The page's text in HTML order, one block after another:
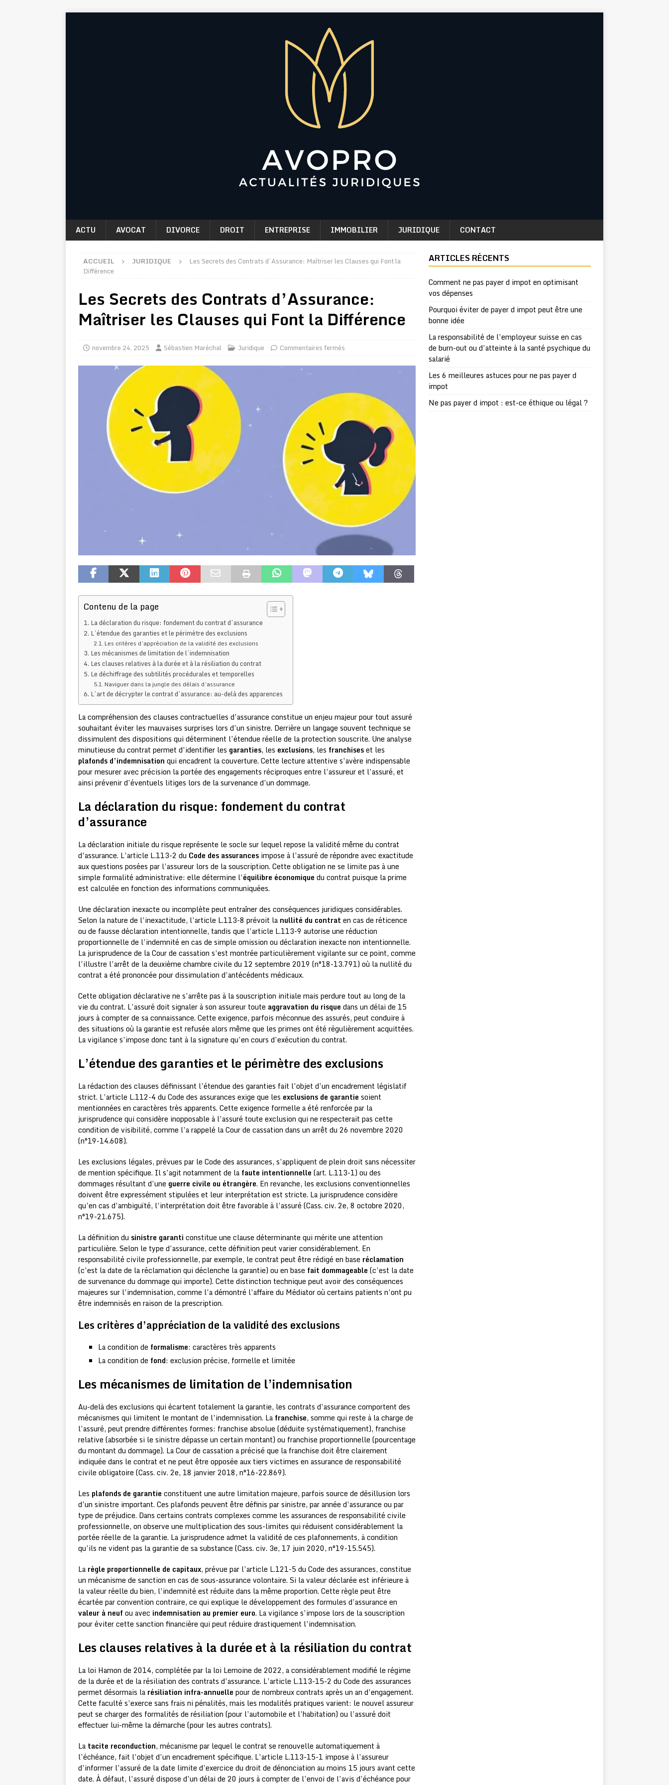
ACTU AVOCAT DIVORCE DROIT ENTREPRISE IMMOBILIER JURIDIQUE CONTACT
ACCUEIL JURIDIQUE
Les Secrets des Contrats d’Assurance: Maîtriser les Clauses qui Font la
Différence
Les Secrets des Contrats d’Assurance:
Maîtriser les Clauses qui Font la Différence
novembre 24, 2025 Sébastien Maréchal Juridique Commentaires fermés
Contenu de la page
La déclaration du risque: fondement du contrat d’assurance
L’étendue des garanties et le périmètre des exclusions
Les critères d’appréciation de la validité des exclusions
Les mécanismes de limitation de l’indemnisation
Les clauses relatives à la durée et à la résiliation du contrat
Le déchiffrage des subtilités procédurales et temporelles
Naviguer dans la jungle des délais d’assurance
L’art de décrypter le contrat d’assurance: au-delà des apparences
La compréhension des clauses contractuelles d’assurance constitue un enjeu majeur pour tout assuré
souhaitant éviter les mauvaises surprises lors d’un sinistre. Derrière un langage souvent technique se
dissimulent des dispositions qui déterminent l’étendue réelle de la protection souscrite. Une analyse
minutieuse du contrat permet d’identifier les garanties, les exclusions, les franchiseset les
plafonds d’indemnisation qui encadrent la couverture. Cette lecture attentive s’avère indispensable
pour mesurer avec précision la portée des engagements réciproques entre l’assureur et l’assuré, et
ainsi prévenir d’éventuels litiges lors de la survenance d’un dommage.
La déclaration du risque: fondement du contrat
d’assurance
La déclaration initiale du risque représente le socle sur lequel repose la validité même du contrat
d’assurance. L’article L.113-2 du Code des assurances impose à l’assuré de répondre avec exactitude
aux questions posées par l’assureur lors de la souscription. Cette obligation ne se limite pas à une
simple formalité administrative: elle détermine l’équilibre économique du contrat puisque la prime
est calculée en fonction des informations communiquées.
Une déclaration inexacte ou incomplète peut entraîner des conséquences juridiques considérables.
Selon la nature de l’inexactitude, l’article L.113-8 prévoit la nullité du contrat en cas de réticence
ou de fausse déclaration intentionnelle, tandis que l’article L.113-9 autorise une réduction
proportionnelle de l’indemnité en cas de simple omission ou déclaration inexacte non intentionnelle.
La jurisprudence de la Cour de cassation s’est montrée particulièrement vigilante sur ce point, comme
l’illustre l’arrêt de la deuxième chambre civile du 12 septembre 2019 (n°18-13.791) où la nullité du
contrat a été prononcée pour dissimulation d’antécédents médicaux.
Cette obligation déclarative ne s’arrête pas à la souscription initiale mais perdure tout au long de la
vie du contrat. L’assuré doit signaler à son assureur toute aggravation du risque dans un délai de 15
jours à compter de sa connaissance. Cette exigence, parfois méconnue des assurés, peut conduire à
des situations où la garantie est refusée alors même que les primes ont été régulièrement acquittées.
La vigilance s’impose donc tant à la signature qu’en cours d’exécution du contrat.
L’étendue des garanties et le périmètre des exclusions
La rédaction des clauses définissant l’étendue des garanties fait l’objet d’un encadrement législatif
strict. L’article L.112-4 du Code des assurances exige que les exclusions de garantie soient
mentionnées en caractères très apparents. Cette exigence formelle a été renforcée par la
jurisprudence qui considère inopposable à l’assuré toute exclusion qui ne respecterait pas cette
condition de visibilité, comme l’a rappelé la Cour de cassation dans un arrêt du 26 novembre 2020
(n°19-14.608).
Les exclusions légales, prévues par le Code des assurances, s’appliquent de plein droit sans nécessiter
de mention spécifique. Il s’agit notamment de la faute intentionnelle (art. L.113-1) ou des
dommages résultant d’une guerre civile ou étrangère. En revanche, les exclusions conventionnelles
doivent être expressément stipulées et leur interprétation est stricte. La jurisprudence considère
qu’en cas d’ambiguïté, l’interprétation doit être favorable à l’assuré (Cass. civ. 2e, 8 octobre 2020,
n°19-21.675).
La définition du sinistre garanti constitue une clause déterminante qui mérite une attention
particulière. Selon le type d’assurance, cette définition peut varier considérablement. En
responsabilité civile professionnelle, par exemple, le contrat peut être rédigé en base réclamation
(c’est la date de la réclamation qui déclenche la garantie) ou en base fait dommageable (c’est la date
de survenance du dommage qui importe). Cette distinction technique peut avoir des conséquences
majeures sur l’indemnisation, comme l’a démontré l’affaire du Médiator où certains patients n’ont pu
être indemnisés en raison de la prescription.
Les critères d’appréciation de la validité des exclusions
La condition de formalisme: caractères très apparents
La condition de fond: exclusion précise, formelle et limitée
Les mécanismes de limitation de l’indemnisation
Au-delà des exclusions qui écartent totalement la garantie, les contrats d’assurance comportent des
mécanismes qui limitent le montant de l’indemnisation. La franchise, somme qui reste à la charge de
l’assuré, peut prendre différentes formes: franchise absolue (déduite systématiquement), franchise
relative (absorbée si le sinistre dépasse un certain montant) ou franchise proportionnelle (pourcentage
du montant du dommage). La Cour de cassation a précisé que la franchise doit être clairement
indiquée dans le contrat et ne peut être opposée aux tiers victimes en assurance de responsabilité
civile obligatoire (Cass. civ. 2e, 18 janvier 2018, n°16-22.869).
Les plafonds de garantie constituent une autre limitation majeure, parfois source de désillusion lors
d’un sinistre important. Ces plafonds peuvent être définis par sinistre, par année d’assurance ou par
type de préjudice. Dans certains contrats complexes comme les assurances de responsabilité civile
professionnelle, on observe une multiplication des sous-limites qui réduisent considérablement la
portée réelle de la garantie. La jurisprudence admet la validité de ces plafonnements, à condition
qu’ils ne vident pas la garantie de sa substance (Cass. civ. 3e, 17 juin 2020, n°19-15.545).
La règle proportionnelle de capitaux, prévue par l’article L.121-5 du Code des assurances, constitue
un mécanisme de sanction en cas de sous-assurance volontaire. Si la valeur déclarée est inférieure à
la valeur réelle du bien, l’indemnité est réduite dans la même proportion. Cette règle peut être
écartée par convention contraire, ce qui explique le développement des formules d’assurance en
valeur à neuf ou avec indemnisation au premier euro. La vigilance s’impose lors de la souscription
pour éviter cette sanction financière qui peut réduire drastiquement l’indemnisation.
Les clauses relatives à la durée et à la résiliation du contrat
La loi Hamon de 2014, complétée par la loi Lemoine de 2022, a considérablement modifié le régime
de la durée et de la résiliation des contrats d’assurance. L’article L.113-15-2 du Code des assurances
permet désormais la résiliation infra-annuelle pour de nombreux contrats après un an d’engagement.
Cette faculté s’exerce sans frais ni pénalités, mais les modalités pratiques varient: le nouvel assureur
peut se charger des formalités de résiliation (pour l’automobile et l’habitation) ou l’assuré doit
effectuer lui-même la démarche (pour les autres contrats).
La tacite reconduction, mécanisme par lequel le contrat se renouvelle automatiquement à
l’échéance, fait l’objet d’un encadrement spécifique. L’article L.113-15-1 impose à l’assureur
d’informer l’assuré de la date limite d’exercice du droit de dénonciation au moins 15 jours avant cette
date. À défaut, l’assuré dispose d’un délai de 20 jours à compter de l’envoi de l’avis d’échéance pour
ARTICLES RÉCENTS
Comment ne pas payer d impot en optimisant
vos dépenses
Pourquoi éviter de payer d impot peut être une
bonne idée
La responsabilité de l’employeur suisse en cas
de burn-out ou d’atteinte à la santé psychique du
salarié
Les 6 meilleures astuces pour ne pas payer d
impot
Ne pas payer d impot : est-ce éthique ou légal ?